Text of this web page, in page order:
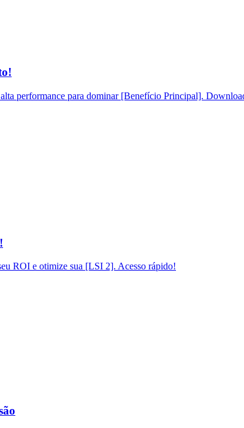
performance para dominar [Benefício Principal].
ROI e otimize sua [LSI 2]. Acesso rápido!